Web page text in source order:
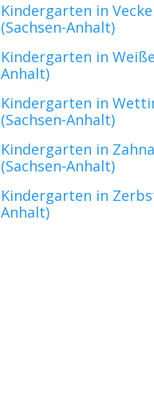
Kindergarten in
(Sachsen-Anhalt)
Kindergarten in
Anhalt)
Kindergarten in
(Sachsen-Anhalt)
Kindergarten in
(Sachsen-Anhalt)
Kindergarten in
Anhalt)